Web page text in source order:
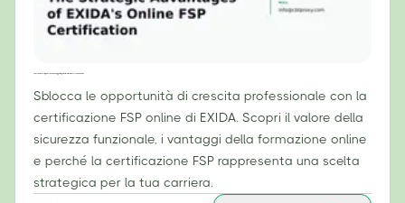
Sblocca le opportunità di crescita professionale con la
certificazione FSP online di EXIDA. Scopri il valore della
sicurezza funzionale, i vantaggi della formazione online
e perché la certificazione FSP rappresenta una scelta
strategica per la tua carriera.